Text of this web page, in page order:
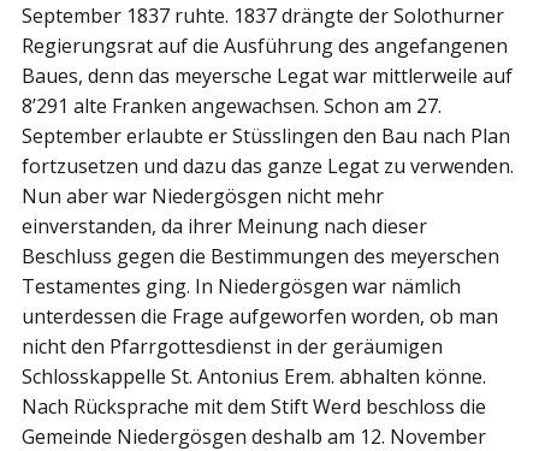
September 1837 ruhte. 1837 drängte der Solothurner
Regierungsrat auf die Ausführung des angefangenen
Baues, denn das meyersche Legat war mittlerweile auf
8’291 alte Franken angewachsen. Schon am 27.
September erlaubte er Stüsslingen den Bau nach Plan
fortzusetzen und dazu das ganze Legat zu verwenden.
Nun aber war Niedergösgen nicht mehr
einverstanden, da ihrer Meinung nach dieser
Beschluss gegen die Bestimmungen des meyerschen
Testamentes ging. In Niedergösgen war nämlich
unterdessen die Frage aufgeworfen worden, ob man
nicht den Pfarrgottesdienst in der geräumigen
Schlosskappelle St. Antonius Erem. abhalten könne.
Nach Rücksprache mit dem Stift Werd beschloss die
Gemeinde Niedergösgen deshalb am 12. November